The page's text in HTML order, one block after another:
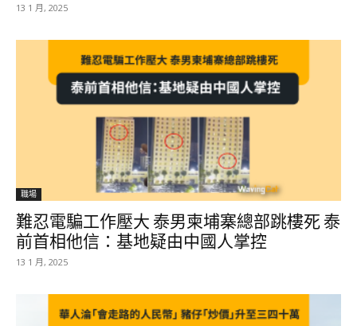
13 1 月, 2025
職場
難忍電騙工作壓大 泰男柬埔寨總部跳樓死 泰
前首相他信：基地疑由中國人掌控
13 1 月, 2025